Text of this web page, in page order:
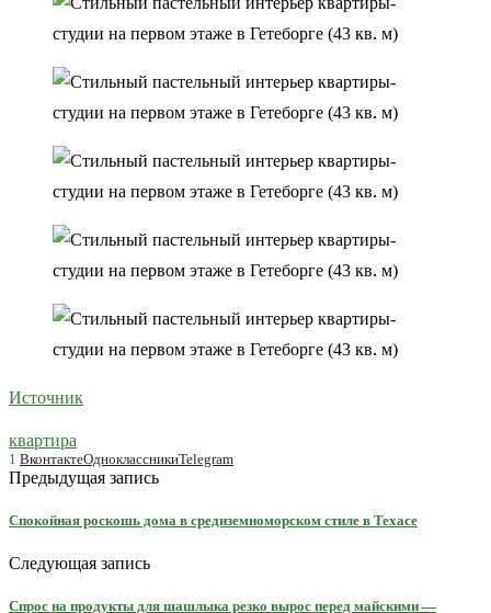
Источник
квартира
1 ВконтактеОдноклассникиTelegram
Предыдущая запись
Спокойная роскошь дома в средиземноморском стиле в Техасе
Следующая запись
Спрос на продукты для шашлыка резко вырос перед майскими —